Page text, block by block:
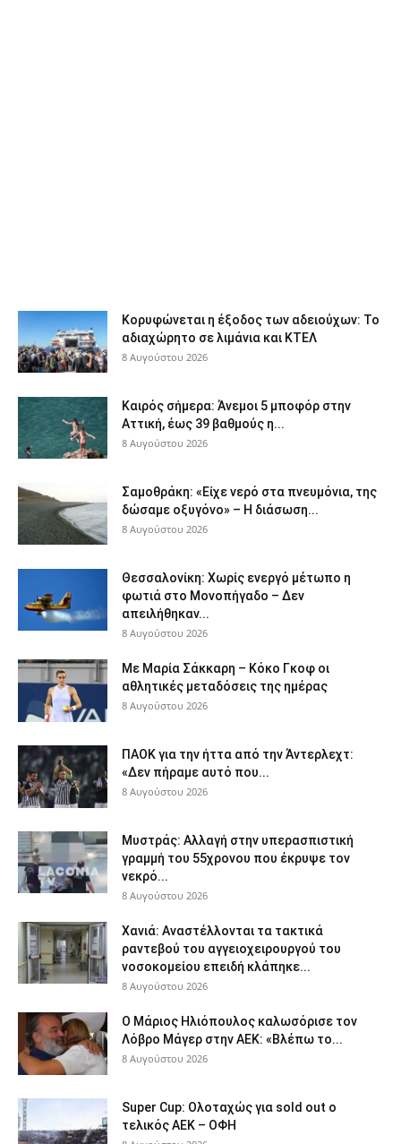
Κορυφώνεται η έξοδος των αδειούχων: Το
αδιαχώρητο σε λιμάνια και ΚΤΕΛ
8 Αυγούστου 2026
Καιρός σήμερα: Άνεμοι 5 μποφόρ στην
Αττική, έως 39 βαθμούς η...
8 Αυγούστου 2026
Σαμοθράκη: «Είχε νερό στα πνευμόνια, της
δώσαμε οξυγόνο» – Η διάσωση...
8 Αυγούστου 2026
Θεσσαλονίκη: Χωρίς ενεργό μέτωπο η
φωτιά στο Μονοπήγαδο – Δεν
απειλήθηκαν...
8 Αυγούστου 2026
Με Μαρία Σάκκαρη – Κόκο Γκοφ οι
αθλητικές μεταδόσεις της ημέρας
8 Αυγούστου 2026
ΠΑΟΚ για την ήττα από την Άντερλεχτ:
«Δεν πήραμε αυτό που...
8 Αυγούστου 2026
Μυστράς: Αλλαγή στην υπερασπιστική
γραμμή του 55χρονου που έκρυψε τον
νεκρό...
8 Αυγούστου 2026
Χανιά: Aναστέλλονται τα τακτικά
ραντεβού του αγγειοχειρουργού του
νοσοκομείου επειδή κλάπηκε...
8 Αυγούστου 2026
Ο Μάριος Ηλιόπουλος καλωσόρισε τον
Λόβρο Μάγερ στην ΑΕΚ: «Βλέπω το...
8 Αυγούστου 2026
Super Cup: Ολοταχώς για sold out ο
τελικός ΑΕΚ – ΟΦΗ